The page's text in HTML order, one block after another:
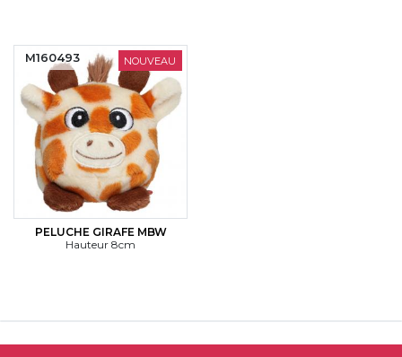
NOUVEAU
PELUCHE GIRAFE MBW
Hauteur 8cm
M160493